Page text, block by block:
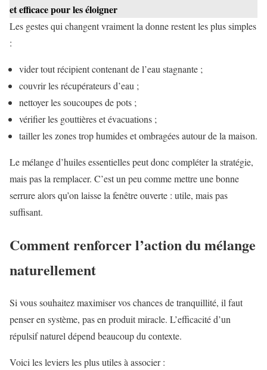
et efficace pour les éloigner
Les gestes qui changent vraiment la donne restent les plus simples
:
vider tout récipient contenant de l’eau stagnante ;
couvrir les récupérateurs d’eau ;
nettoyer les soucoupes de pots ;
vérifier les gouttières et évacuations ;
tailler les zones trop humides et ombragées autour de la maison.
Le mélange d’huiles essentielles peut donc compléter la stratégie,
mais pas la remplacer. C’est un peu comme mettre une bonne
serrure alors qu’on laisse la fenêtre ouverte : utile, mais pas
suffisant.
Comment renforcer l’action du mélange
naturellement
Si vous souhaitez maximiser vos chances de tranquillité, il faut
penser en système, pas en produit miracle. L’efficacité d’un
répulsif naturel dépend beaucoup du contexte.
Voici les leviers les plus utiles à associer :